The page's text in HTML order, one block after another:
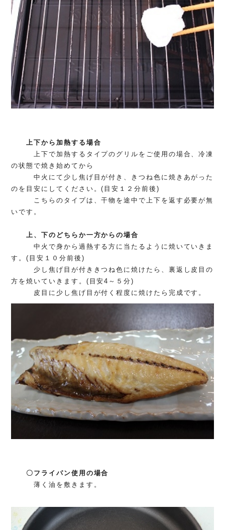
上下から加熱する場合
上下で加熱するタイプのグリルをご使用の場合、冷凍
の状態で焼き始めてから
中火にて少し焦げ目が付き、きつね色に焼きあがった
のを目安にしてください。(目安１２分前後)
こちらのタイプは、干物を途中で上下を返す必要が無
いです。
上、下のどちらか一方からの場合
中火で身から過熱する方に当たるように焼いていきま
す。(目安１０分前後)
少し焦げ目が付ききつね色に焼けたら、裏返し皮目の
方を焼いていきます。(目安4～５分)
皮目に少し焦げ目が付く程度に焼けたら完成です。
〇フライパン使用の場合
薄く油を敷きます。